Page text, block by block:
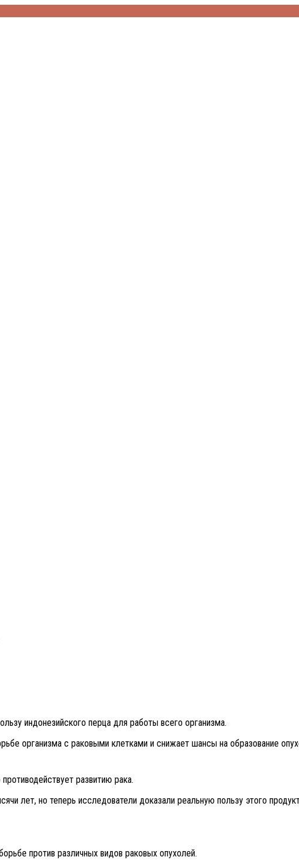
индонезийского перца для работы всего организма.
организма с раковыми клетками и снижает шансы на образование
развитию рака.
лет, но теперь исследователи доказали реальную пользу этого
против различных видов раковых опухолей.